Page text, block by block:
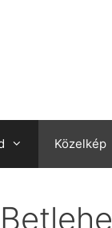
Közelkép